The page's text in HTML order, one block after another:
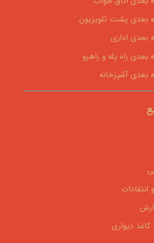
بعدی پشت تلویزیون
بعدی اداری
بعدی راه پله و راهرو
بعدی آشپزخانه
دیواری